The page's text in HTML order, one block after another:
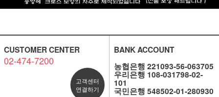
CUSTOMER CENTER
02-474-7200
고객센터
연결하기
BANK ACCOUNT
농협은행 221093-56-063705
우리은행 108-031798-02-
101
국민은행 548502-01-280930